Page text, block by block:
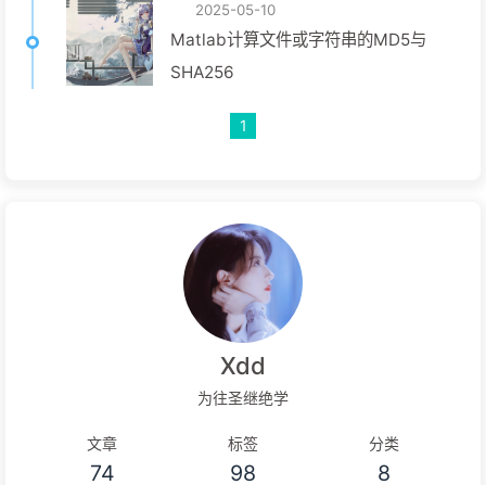
2025-05-10
Matlab计算文件或字符串的MD5与
SHA256
1
Xdd
为往圣继绝学
文章
74
标签
98
分类
8